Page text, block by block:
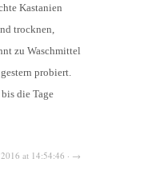
Kastanien
trocknen,
zu Waschmittel
probiert.
die Tage
at 14:54:46 · →